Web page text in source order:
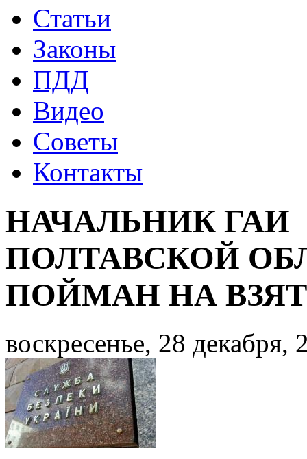
Статьи
Законы
ПДД
Видео
Советы
Контакты
НАЧАЛЬНИК ГАИ
ПОЛТАВСКОЙ
ПОЙМАН НА
воскресенье, 28 декабря,